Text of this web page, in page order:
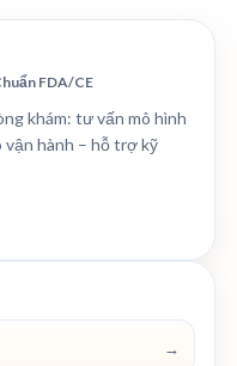
FDA/CE
khám: tư vấn mô hình
vận hành – hỗ trợ kỹ
→